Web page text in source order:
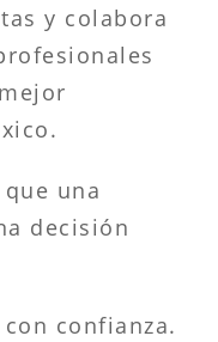
y colabora
una
decisión
confianza.